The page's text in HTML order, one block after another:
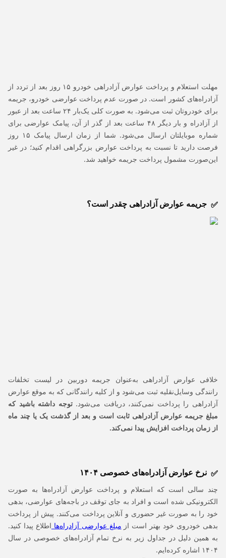
مهلت استعلام و پرداخت عوارض آزادراهی خودرو ۱۵ روز بعد از تردد از
آزادراه‌های کشور است. در صورت عدم پرداخت عوارضی خودرو، جریمه
برای خودروتان ثبت می‌شود. به صورت کلی یک‌بار ۲۴ ساعت بعد از عبور
از آزادراه و بار دیگر ۴۸ ساعت بعد از گذر از آن، پیامک عوارضی برای
شماره موبایلتان ارسال می‌شود. شما از زمان ارسال پیامک ۱۵ روز
فرصت دارید تا نسبت به پرداخت عوارض بزرگراهی اقدام کنید؛ در غیر
این‌صورت مشمول پرداخت جریمه خواهید شد.
جریمه عوارض آزادراهی چقدر است؟
خلافی عوارض آزادراهی به‌عنوان جریمه دوربین در لیست تخلفات
رانندگی وسایل‌نقلیه ثبت می‌شود و از کلیه رانندگانی که به موقع عوارض
آزادراهی را پرداخت نمی‌کنند، دریافت می‌شود.توجه داشته باشید که
مبلغ جریمه عوارض آزادراهی ثابت است و بعد از گذشت یک یا چند ماه
از زمان پرداخت افزایش پیدا نمی‌کند.
نرخ عوارض آزادراه‌های خصوصی ۱۴۰۴
چند سالی است که استعلام و پرداخت عوارض آزادراه‌ها به صورت
الکترونیکی شده است و افراد به جای توقف در باجه‌های عوارضی، بدهی
خود را به صورت غیر حضوری و آنلاین پرداخت می‌کنند. پیش از پرداخت
بدهی خودروی خود بهتر است از مبلغ عوارضی آزادراه‌ها اطلاع پیدا کنید.
به همین دلیل در جداول زیر به نرخ تمام آزادراه‌های خصوصی در سال
۱۴۰۴ اشاره کرده‌ایم.